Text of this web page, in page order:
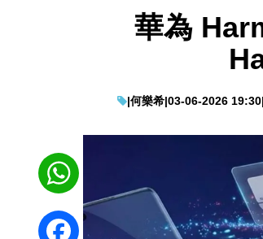
華為
|何樂希|03-06-2026 19:30|
WhatsApp